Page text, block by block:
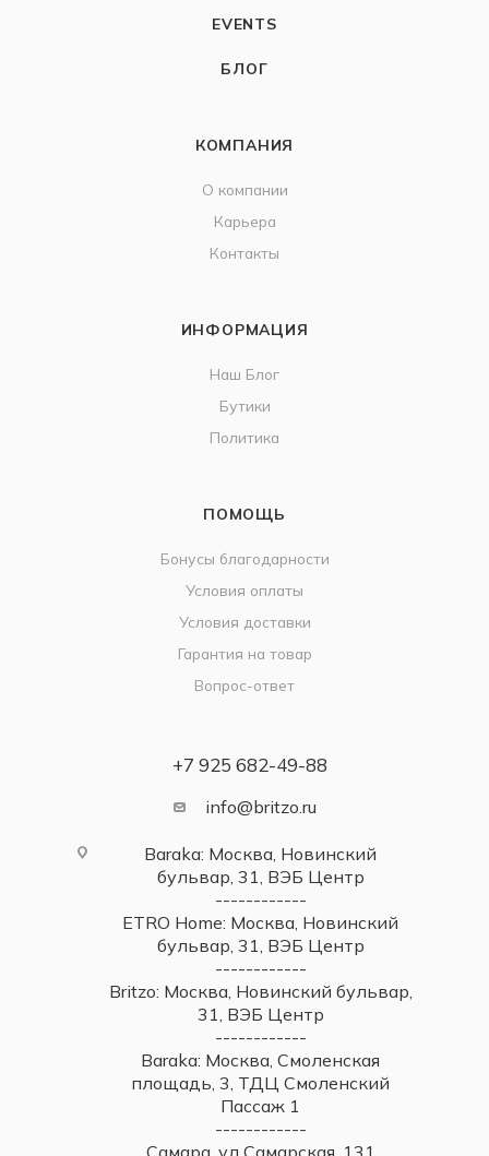
EVENTS
БЛОГ
КОМПАНИЯ
О компании
Карьера
Контакты
ИНФОРМАЦИЯ
Наш Блог
Бутики
Политика
ПОМОЩЬ
Бонусы благодарности
Условия оплаты
Условия доставки
Гарантия на товар
Вопрос-ответ
+7 925 682-49-88
info@britzo.ru
Baraka: Москва, Новинский
бульвар, 31, ВЭБ Центр
------------
ETRO Home: Москва, Новинский
бульвар, 31, ВЭБ Центр
------------
Britzo: Москва, Новинский бульвар,
31, ВЭБ Центр
------------
Baraka: Москва, Смоленская
площадь, 3, ТДЦ Смоленский
Пассаж 1
------------